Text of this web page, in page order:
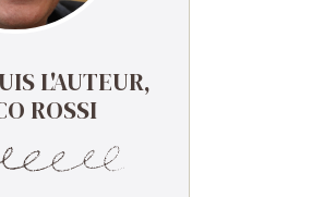
L'AUTEUR,
ROSSI